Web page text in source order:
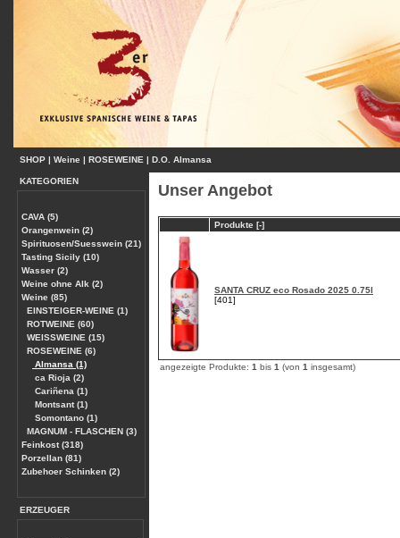
SHOP | Weine | ROSEWEINE | D.O. Almansa
KATEGORIEN
CAVA (5)
Orangenwein (2)
Spirituosen/Suesswein (21)
Tasting Sicily (10)
Wasser (2)
Weine ohne Alk (2)
Weine (85)
EINSTEIGER-WEINE (1)
ROTWEINE (60)
WEISSWEINE (15)
ROSEWEINE (6)
Almansa (1)
ca Rioja (2)
Cariñena (1)
Montsant (1)
Somontano (1)
MAGNUM - FLASCHEN (3)
Feinkost (318)
Porzellan (81)
Zubehoer Schinken (2)
ERZEUGER
Unser Angebot
Produkte [-]
SANTA CRUZ eco Rosado 2025 0.75l
[401]
angezeigte Produkte: 1 bis 1 (von 1 insgesamt)